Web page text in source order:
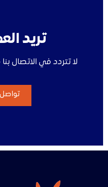
تريد
لا تتردد في الاتصال